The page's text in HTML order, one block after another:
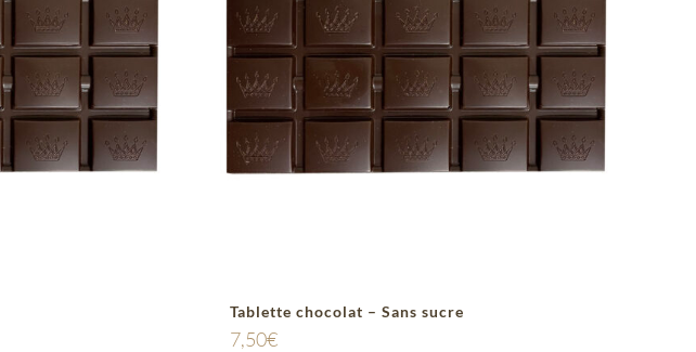
Tablette chocolat – Sans sucre
7,50€